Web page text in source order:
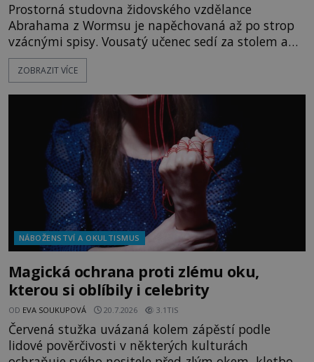
Prostorná studovna židovského vzdělance
Abrahama z Wormsu je napěchovaná až po strop
vzácnými spisy. Vousatý učenec sedí za stolem a
před sebou má rozložený jeden z nejzáhadnějších
magických textů. Jde o Abramelinův grimoár, který
kouzla, jak si někteří myslí, nebo jde o pouhou
pověru? Už šest měsíců pobývá
ZOBRAZIT VÍCE
NÁBOŽENSTVÍ A OKULTISMUS
Magická ochrana proti zlému oku,
kterou si oblíbily i celebrity
OD EVA SOUKUPOVÁ 20.7.2026 3.1TIS
Červená stužka uvázaná kolem zápěstí podle
lidové pověrčivosti v některých kulturách